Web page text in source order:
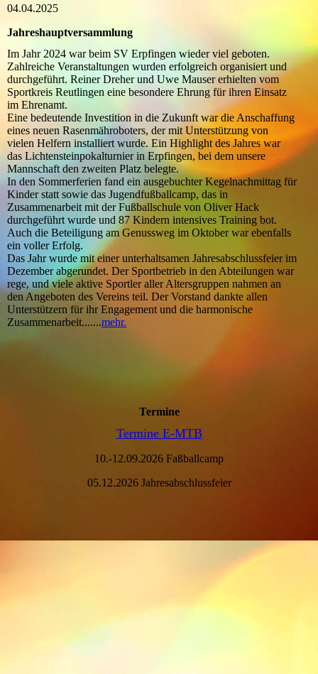
04.04.2025
Jahreshauptversammlung
Im Jahr 2024 war beim SV Erpfingen wieder viel geboten.
Zahlreiche Veranstaltungen wurden erfolgreich organisiert und
durchgeführt. Reiner Dreher und Uwe Mauser erhielten vom
Sportkreis Reutlingen eine besondere Ehrung für ihren Einsatz
im Ehrenamt.
Eine bedeutende Investition in die Zukunft war die Anschaffung
eines neuen Rasenmähroboters, der mit Unterstützung von
vielen Helfern installiert wurde. Ein Highlight des Jahres war
das Lichtensteinpokalturnier in Erpfingen, bei dem unsere
Mannschaft den zweiten Platz belegte.
In den Sommerferien fand ein ausgebuchter Kegelnachmittag für
Kinder statt sowie das Jugendfußballcamp, das in
Zusammenarbeit mit der Fußballschule von Oliver Hack
durchgeführt wurde und 87 Kindern intensives Training bot.
Auch die Beteiligung am Genussweg im Oktober war ebenfalls
ein voller Erfolg.
Das Jahr wurde mit einer unterhaltsamen Jahresabschlussfeier im
Dezember abgerundet. Der Sportbetrieb in den Abteilungen war
rege, und viele aktive Sportler aller Altersgruppen nahmen an
den Angeboten des Vereins teil. Der Vorstand dankte allen
Unterstützern für ihr Engagement und die harmonische
Zusammenarbeit.......mehr.
Termine
Termine E-MTB
10.-12.09.2026 Faßballcamp
05.12.2026 Jahresabschlussfeier